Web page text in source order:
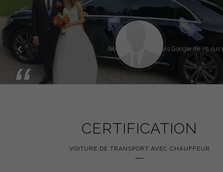
“
Note globale des avis Google de /5 sur
Précédent
CERTIFICATION
VOITURE DE TRANSPORT AVEC CHAUFFEUR